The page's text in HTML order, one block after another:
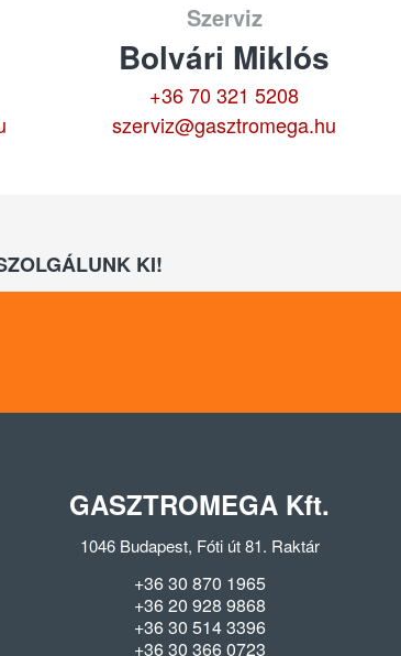
Szerviz
Bolvári Miklós
+36 70 321 5208
szerviz@gasztromega.hu
KI!
GASZTROMEGA Kft.
1046 Budapest, Fóti út 81. Raktár
+36 30 870 1965
+36 20 928 9868
+36 30 514 3396
+36 30 366 0723